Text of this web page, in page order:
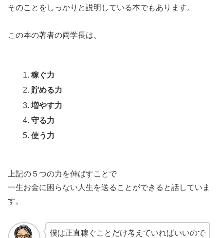
そのことをしっかりと説明している本でもあります。
この本の著者の両学長は、
稼ぐ力
貯める力
増やす力
守る力
使う力
上記の５つの力を伸ばすことで
一生お金に困らない人生を送ることができると話していま
す。
僕は正直稼ぐことだけ考えていればいいので